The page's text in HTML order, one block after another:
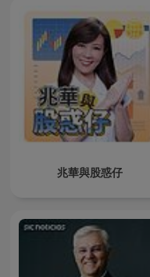
兆華與股惑仔